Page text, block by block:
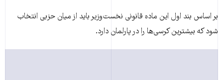
بر اساس بند اول این ماده قانونی نخست‌وزیر باید از میان حزبی انتخاب
شود که بیشترین کرسی‌ها را در پارلمان دارد.